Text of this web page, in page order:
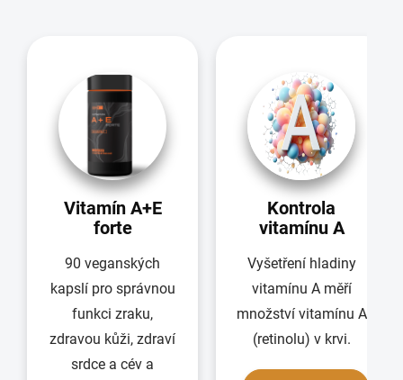
Vitamín A+E
forte
90 veganských
kapslí pro správnou
funkci zraku,
zdravou kůži, zdraví
srdce a cév a
Kontrola
vitamínu A
Vyšetření hladiny
vitamínu A měří
množství vitamínu A
(retinolu) v krvi.